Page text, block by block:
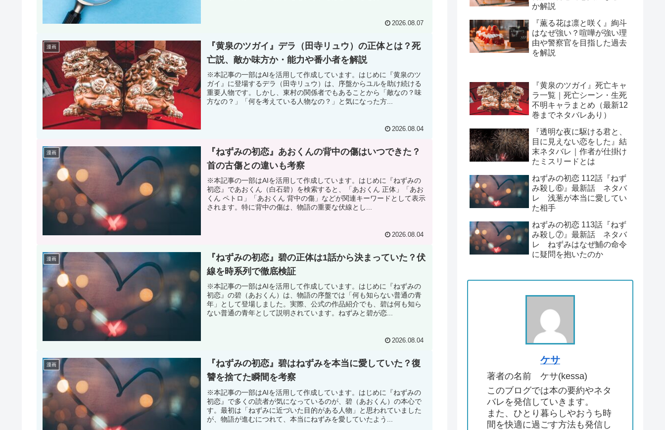
2026.08.07
漫画
『黄泉のツガイ』デラ（田寺リュウ）の正体とは？死
亡説、敵か味方か・能力や番小者を解説
※本記事の一部はAIを活用して作成しています。はじめに『黄泉のツ
ガイ』に登場するデラ（田寺リュウ）は、序盤からユルを助け続ける
重要人物です。しかし、東村の関係者でもあることから「敵なの？味
方なの？」「何を考えている人物なの？」と気になった方...
2026.08.04
漫画
『ねずみの初恋』あおくんの背中の傷はいつできた？
首の古傷との違いも考察
※本記事の一部はAIを活用して作成しています。はじめに『ねずみの
初恋』であおくん（白石碧）を検索すると、「あおくん 正体」「あお
くん ペトロ」「あおくん 背中の傷」などが関連キーワードとして表示
されます。特に背中の傷は、物語の重要な伏線とし...
2026.08.04
漫画
『ねずみの初恋』碧の正体は1話から決まっていた？伏
線を時系列で徹底検証
※本記事の一部はAIを活用して作成しています。はじめに『ねずみの
初恋』の碧（あおくん）は、物語の序盤では「何も知らない普通の青
年」として登場しました。実際、公式の作品紹介でも、碧は何も知ら
ない普通の青年として説明されています。ねずみと碧が恋...
2026.08.04
漫画
『ねずみの初恋』碧はねずみを本当に愛していた？復
讐を捨てた瞬間を考察
※本記事の一部はAIを活用して作成しています。はじめに『ねずみの
初恋』で多くの読者が気になっているのが、碧（あおくん）の本心で
す。最初は「ねずみに近づいた目的がある人物」と思われていました
が、物語が進むにつれて、本当にねずみを愛していたよう...
か解説
『薫る花は凛と咲く』絢斗
はなぜ強い？喧嘩が強い理
由や警察官を目指した過去
を解説
『黄泉のツガイ』死亡キャ
ラ一覧｜死亡シーン・生死
不明キャラまとめ（最新12
巻までネタバレあり）
『透明な夜に駆ける君と、
目に見えない恋をした』結
末ネタバレ｜作者が仕掛け
たミスリードとは
ねずみの初恋 112話『ねず
み殺し⑥』最新話 ネタバ
レ 浅葱が本当に愛してい
た相手
ねずみの初恋 113話『ねず
み殺し⑦』最新話 ネタバ
レ ねずみはなぜ鯆の命令
に疑問を抱いたのか
ケサ
著者の名前 ケサ(kessa)
このブログでは本の要約やネタ
バレを発信していきます。
また、ひとり暮らしやおうち時
間を快適に過ごす方法も発信し